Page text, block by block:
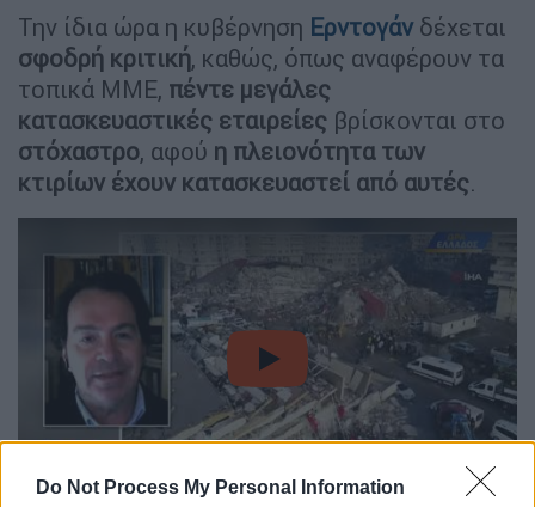
Do Not Process My Personal Information
Την ίδια ώρα η κυβέρνηση Ερντογάνδέχεται
σφοδρή κριτική, καθώς, όπως αναφέρουν τα
τοπικά ΜΜΕ, πέντε μεγάλες
κατασκευαστικές εταιρείες βρίσκονται στο
στόχαστρο, αφού η πλειονότητα των
κτιρίων έχουν κατασκευαστεί από αυτές.
video